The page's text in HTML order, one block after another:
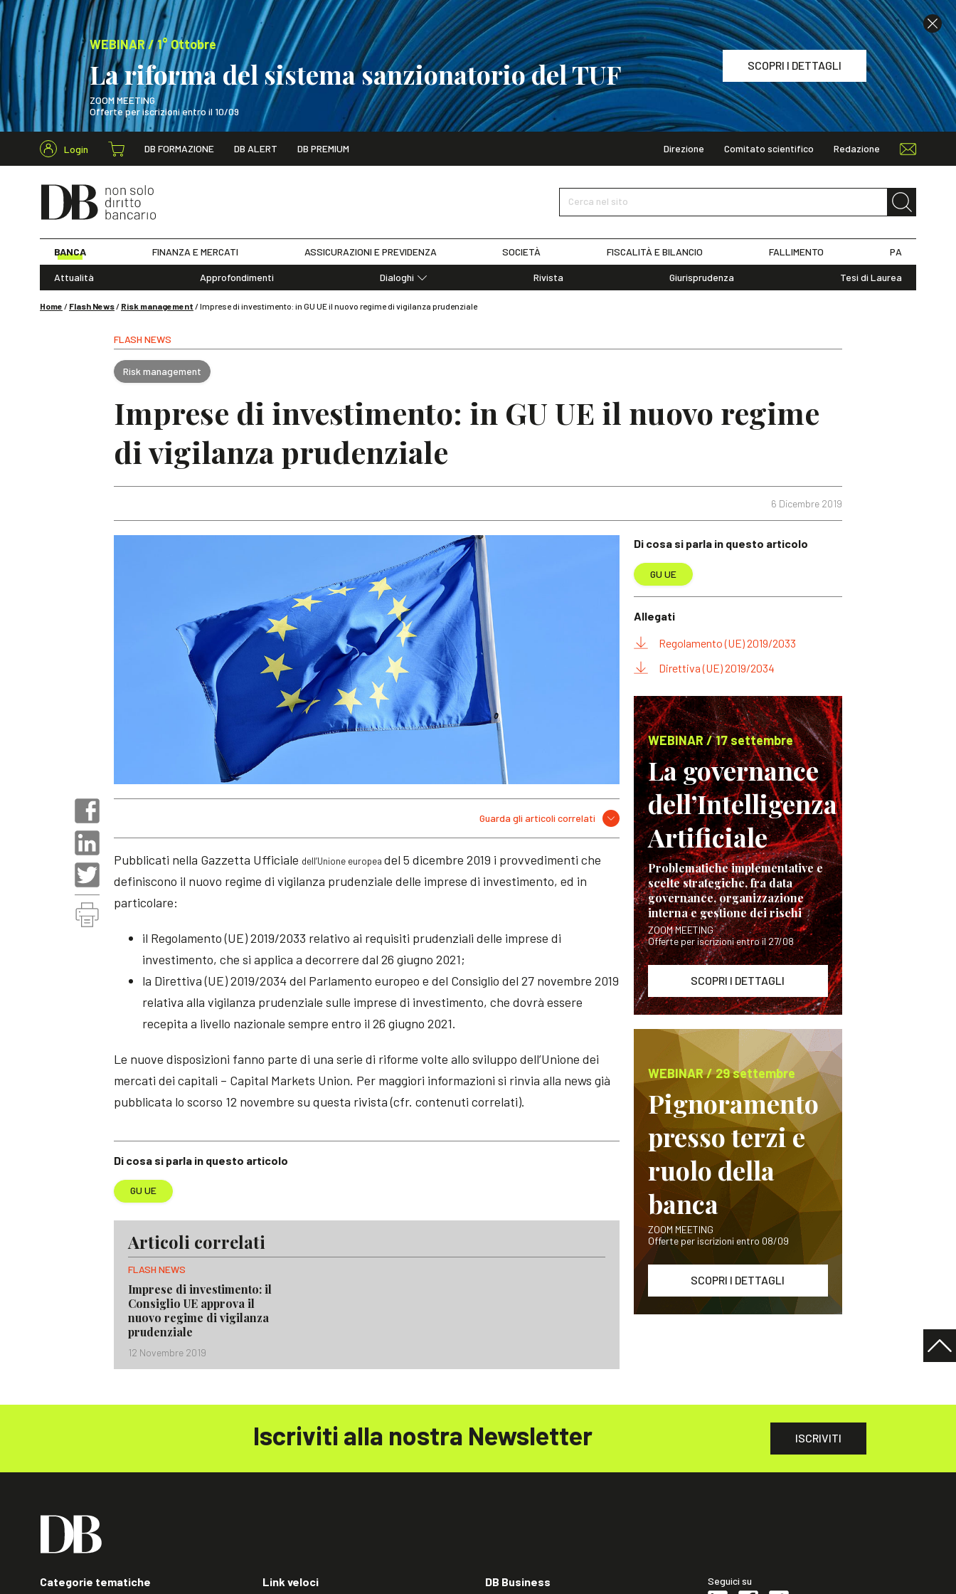
WEBINAR / 1° Ottobre
La riforma del sistema sanzionatorio del TUF
ZOOM MEETING
Offerte per iscrizioni entro il 10/09
SCOPRI I DETTAGLI
WEBINAR / 1° Ottobre
Login DB FORMAZIONE DB ALERT DB PREMIUM Direzione Comitato scientifico Redazione
Cerca nel sito
BANCA FINANZA E MERCATI ASSICURAZIONI E PREVIDENZA SOCIETÀ FISCALITÀ E BILANCIO FALLIMENTO PA
Attualità Approfondimenti
Dialoghi
Rivista Giurisprudenza Tesi di Laurea
Home / Flash News/ Risk management /Imprese di investimento: in GU UE il nuovo regime di vigilanza prudenziale
FLASH NEWS
Risk management
Imprese di investimento: in GU UE il nuovo regime
di vigilanza prudenziale
6 Dicembre 2019
Di cosa si parla in questo articolo
GU UE
Guarda gli articoli correlati
Pubblicati nella Gazzetta Ufficiale dell’Unione europeadel 5 dicembre 2019 i provvedimenti che
definiscono il nuovo regime di vigilanza prudenziale delle imprese di investimento, ed in
particolare:
il Regolamento (UE) 2019/2033 relativo ai requisiti prudenziali delle imprese di
investimento, che si applica a decorrere dal 26 giugno 2021;
la Direttiva (UE) 2019/2034 del Parlamento europeo e del Consiglio del 27 novembre 2019
relativa alla vigilanza prudenziale sulle imprese di investimento, che dovrà essere
recepita a livello nazionale sempre entro il 26 giugno 2021.
Le nuove disposizioni fanno parte di una serie di riforme volte allo sviluppo dell’Unione dei
mercati dei capitali – Capital Markets Union. Per maggiori informazioni si rinvia alla news già
pubblicata lo scorso 12 novembre su questa rivista (cfr. contenuti correlati).
Articoli correlati
FLASH NEWS
Imprese di investimento: il
Consiglio UE approva il
nuovo regime di vigilanza
prudenziale
12 Novembre 2019
Di cosa si parla in questo articolo
GU UE
Allegati
Regolamento (UE) 2019/2033
Direttiva (UE) 2019/2034
WEBINAR / 17 settembre
La governance
dell’Intelligenza
Artificiale
Problematiche implementative e
scelte strategiche, fra data
governance, organizzazione
interna e gestione dei rischi
ZOOM MEETING
Offerte per iscrizioni entro il 27/08
SCOPRI I DETTAGLI
WEBINAR / 29 settembre
Pignoramento
presso terzi e
ruolo della
banca
ZOOM MEETING
Offerte per iscrizioni entro 08/09
SCOPRI I DETTAGLI
Iscriviti alla nostra Newsletter ISCRIVITI
Categorie tematiche Link veloci DB Business Seguici su